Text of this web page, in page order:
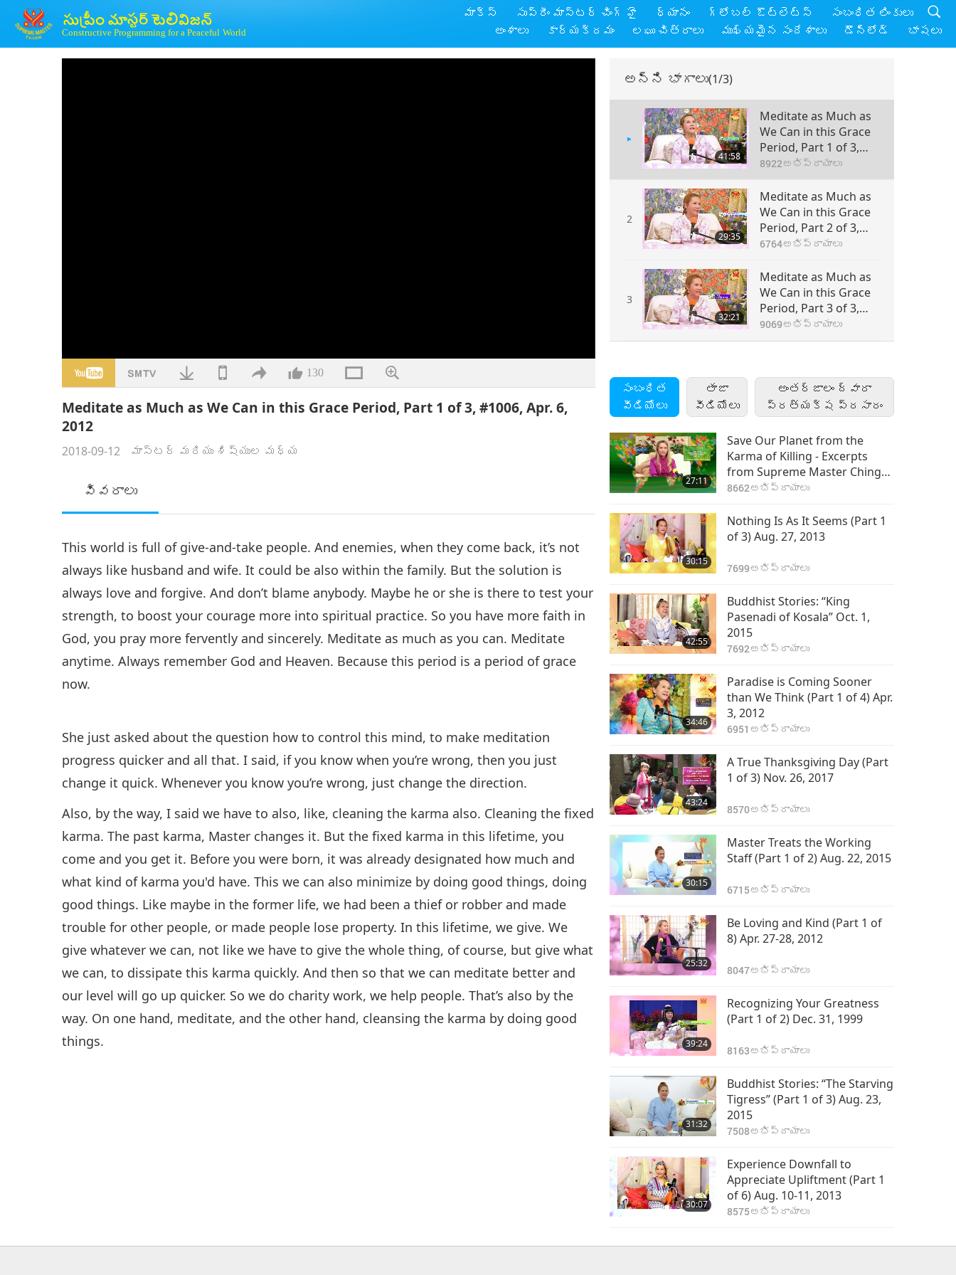
మాక్స్ సుప్రీం మాస్టర్ చింగ్ హై ధ్యానం గ్లోబల్ ఔట్లెట్స్
సంబంధిత లింకులు
అంశాలు
కార్యక్రమం లఘు చిత్రాలు ముఖ్యమైన సందేశాలుు డౌన్లోడ్ భాషలు
130
Meditate as Much as We Can in this Grace Period, Part 1 of 3, #1006, Apr. 6,
2012
2018-09-12 మాస్టర్ మరియు శిష్యుల మధ్య
వివరాలు
This world is full of give-and-take people. And enemies, when they come back, it’s not
always like husband and wife. It could be also within the family. But the solution is
always love and forgive. And don’t blame anybody. Maybe he or she is there to test your
strength, to boost your courage more into spiritual practice. So you have more faith in
God, you pray more fervently and sincerely. Meditate as much as you can. Meditate
anytime. Always remember God and Heaven. Because this period is a period of grace
now.
She just asked about the question how to control this mind, to make meditation
progress quicker and all that. I said, if you know when you’re wrong, then you just
change it quick. Whenever you know you’re wrong, just change the direction.
Also, by the way, I said we have to also, like, cleaning the karma also. Cleaning the fixed
karma. The past karma, Master changes it. But the fixed karma in this lifetime, you
come and you get it. Before you were born, it was already designated how much and
what kind of karma you'd have. This we can also minimize by doing good things, doing
good things. Like maybe in the former life, we had been a thief or robber and made
trouble for other people, or made people lose property. In this lifetime, we give. We
give whatever we can, not like we have to give the whole thing, of course, but give what
we can, to dissipate this karma quickly. And then so that we can meditate better and
our level will go up quicker. So we do charity work, we help people. That’s also by the
way. On one hand, meditate, and the other hand, cleansing the karma by doing good
things.
అన్ని భాగాలు(1/3)
41:58
Meditate as Much as
We Can in this Grace
Period, Part 1 of 3,
#1006, Apr. 6, 2012
8922అభిప్రాయాలు
2
29:35
Meditate as Much as
We Can in this Grace
Period, Part 2 of 3,
#1006, Apr. 6, 2012
6764అభిప్రాయాలు
3
32:21
Meditate as Much as
We Can in this Grace
Period, Part 3 of 3,
#1006, Apr. 6, 2012
9069అభిప్రాయాలు
సంబంధిత
వీడియోలు
తాజా
వీడియోలు
అంతర్జాలం ద్వారా
ప్రత్యక్ష ప్రసారం
27:11
Save Our Planet from the
Karma of Killing - Excerpts
from Supreme Master Ching
Hai’s Lectures and
8662అభిప్రాయాలు
30:15
Nothing Is As It Seems (Part 1
of 3) Aug. 27, 2013
7699అభిప్రాయాలు
42:55
Buddhist Stories: “King
Pasenadi of Kosala” Oct. 1,
2015
7692అభిప్రాయాలు
34:46
Paradise is Coming Sooner
than We Think (Part 1 of 4) Apr.
3, 2012
6951 అభిప్రాయాలు
43:24
A True Thanksgiving Day (Part
1 of 3) Nov. 26, 2017
8570అభిప్రాయాలు
30:15
Master Treats the Working
Staff (Part 1 of 2) Aug. 22, 2015
6715అభిప్రాయాలు
25:32
Be Loving and Kind (Part 1 of
8) Apr. 27-28, 2012
8047అభిప్రాయాలు
39:24
Recognizing Your Greatness
(Part 1 of 2) Dec. 31, 1999
8163అభిప్రాయాలు
31:32
Buddhist Stories: “The Starving
Tigress” (Part 1 of 3) Aug. 23,
2015
7508అభిప్రాయాలు
30:07
Experience Downfall to
Appreciate Upliftment (Part 1
of 6) Aug. 10-11, 2013
8575అభిప్రాయాలు